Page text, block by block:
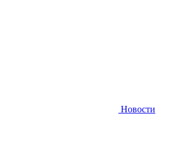
Новости